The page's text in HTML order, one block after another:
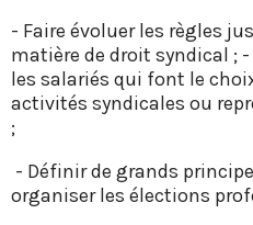
- Faire évoluer les règles
matière de droit syndical ;
les salariés qui font le
activités syndicales ou
;
- Définir de grands
organiser les élections